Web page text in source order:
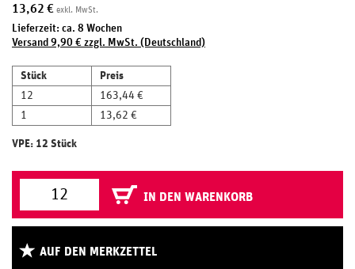
13,62 € exkl. MwSt.
Lieferzeit: ca. 8 Wochen
Versand 9,90 € zzgl. MwSt. (Deutschland)
Stück
Preis
12
163,44 €
1
13,62 €
VPE: 12 Stück
IN DEN WARENKORB
AUF DEN MERKZETTEL